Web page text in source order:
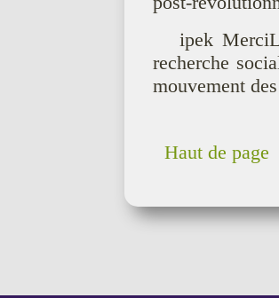
ipek
recherche
mouvement
Haut de page